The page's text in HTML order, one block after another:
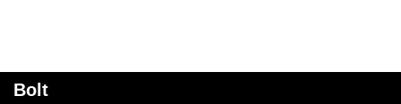
Bolt